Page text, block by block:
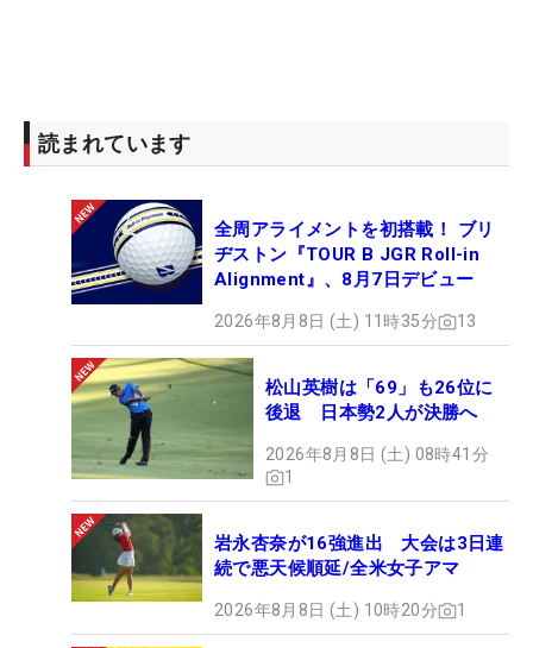
読まれています
全周アライメントを初搭載！ ブリ
ヂストン『TOUR B JGR Roll-in
Alignment』、8月7日デビュー
2026年8月8日 (土) 11時35分 13
松山英樹は「69」も26位に
後退 日本勢2人が決勝へ
2026年8月8日 (土) 08時41分
1
岩永杏奈が16強進出 大会は3日連
続で悪天候順延/全米女子アマ
2026年8月8日 (土) 10時20分 1